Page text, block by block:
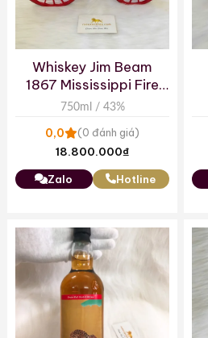
Whiskey Jim Beam
1867 Mississippi Fire
Engine No313
750ml / 43%
0,0 (0 đánh giá)
18.800.000₫
Zalo Hotline